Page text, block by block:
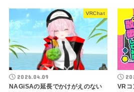
VRChat
2026.04.09
NAGiSAの延長でかけがえのない
VRコ